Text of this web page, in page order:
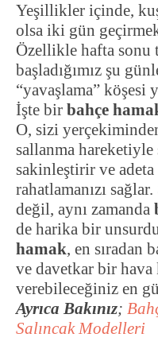
Yeşillikler içinde, kuş
olsa iki gün
Özellikle hafta sonu
başladığımız şu
“yavaşlama” köşesi
İşte bir bahçe
O, sizi
sallanma
sakinleştirir ve
rahatlamanızı
değil, aynı zamanda
de harika bir
hamak, en sıradan
ve davetkar bir
verebileceğiniz en
Ayrıca Bakınız;
Salıncak Modelleri